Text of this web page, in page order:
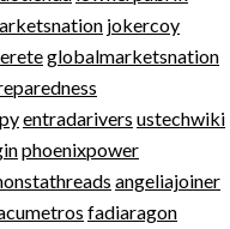
jokercoy
globalmarketsnation
entradarivers ustechwiki
phoenixpower
angeliajoiner
fadiaragon